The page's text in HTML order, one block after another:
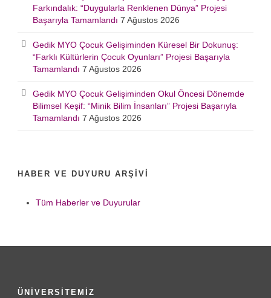
Farkındalık: “Duygularla Renklenen Dünya” Projesi
Başarıyla Tamamlandı 7 Ağustos 2026
Gedik MYO Çocuk Gelişiminden Küresel Bir Dokunuş:
“Farklı Kültürlerin Çocuk Oyunları” Projesi Başarıyla
Tamamlandı 7 Ağustos 2026
Gedik MYO Çocuk Gelişiminden Okul Öncesi Dönemde
Bilimsel Keşif: “Minik Bilim İnsanları” Projesi Başarıyla
Tamamlandı 7 Ağustos 2026
HABER VE DUYURU ARŞIVI
Tüm Haberler ve Duyurular
ÜNİVERSİTEMİZ